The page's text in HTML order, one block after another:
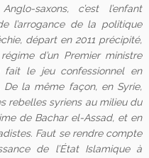
saxons, c’est l’enfant
l’arrogance de la politique
départ en 2011 précipité,
d’un Premier ministre
fait le jeu confessionnel en
la même façon, en Syrie,
rebelles syriens au milieu du
de Bachar el-Assad, et en
Faut se rendre compte
de l’État Islamique à